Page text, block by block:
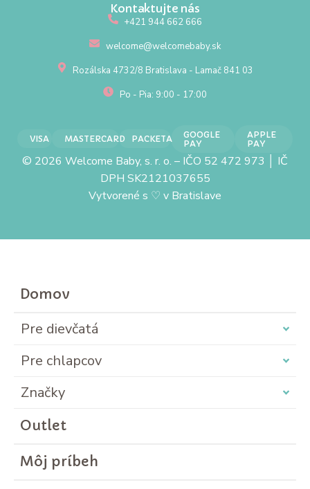
Kontaktujte nás
+421 944 662 666
welcome@welcomebaby.sk
Rozálska 4732/8 Bratislava - Lamač 841 03
Po - Pia: 9:00 - 17:00
VISA MASTERCARD PACKETA
GOOGLE
PAY
APPLE
PAY
© 2026 Welcome Baby, s. r. o. – IČO 52 472 973 │ IČ
DPH SK2121037655
Vytvorené s ♡ v Bratislave
Domov
Pre dievčatá
Pre chlapcov
Značky
Outlet
Môj príbeh